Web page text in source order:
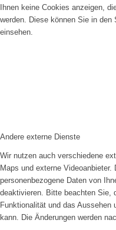
Ihnen keine Cookies anzeigen,
werden. Diese können Sie in
einsehen.
Andere externe Dienste
Wir nutzen auch verschiedene
Maps und externe
personenbezogene Daten von
deaktivieren. Bitte beachten Sie,
Funktionalität und das Aussehen
kann. Die Änderungen werden